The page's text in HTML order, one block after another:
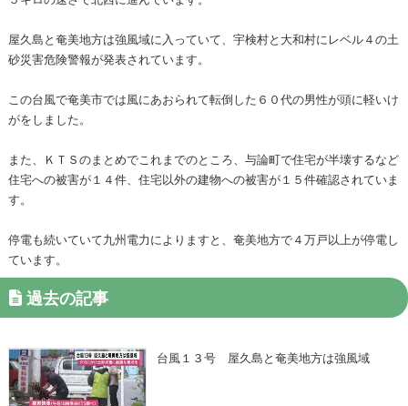
屋久島と奄美地方は強風域に入っていて、宇検村と大和村にレベル４の土
砂災害危険警報が発表されています。
この台風で奄美市では風にあおられて転倒した６０代の男性が頭に軽いけ
がをしました。
また、ＫＴＳのまとめでこれまでのところ、与論町で住宅が半壊するなど
住宅への被害が１４件、住宅以外の建物への被害が１５件確認されていま
す。
停電も続いていて九州電力によりますと、奄美地方で４万戸以上が停電し
ています。
過去の記事
台風１３号 屋久島と奄美地方は強風域